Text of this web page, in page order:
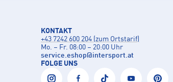
KONTAKT
+43 7242 600 204 (zum Ortstarif)
Mo. – Fr. 08:00 – 20:00 Uhr
service.eshop@intersport.at
FOLGE UNS